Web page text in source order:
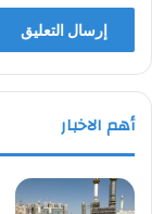
أهم الاخبار